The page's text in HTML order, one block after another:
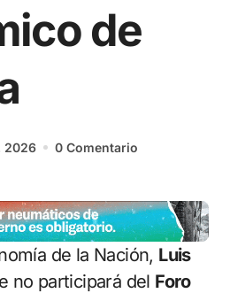
de
2026 0 Comentario
de la Nación, Luis
no participará del Foro